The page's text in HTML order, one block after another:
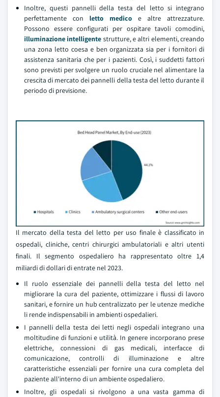
Inoltre, questi pannelli della testa del letto si integrano
perfettamente con letto medico e altre attrezzature.
Possono essere configurati per ospitare tavoli comodini,
illuminazione intelligente strutture, e altri elementi, creando
una zona letto coesa e ben organizzata sia per i fornitori di
assistenza sanitaria che per i pazienti. Così, i suddetti fattori
sono previsti per svolgere un ruolo cruciale nel alimentare la
crescita di mercato dei pannelli della testa del letto durante il
periodo di previsione.
Il mercato della testa del letto per uso finale è classificato in
ospedali, cliniche, centri chirurgici ambulatoriali e altri utenti
finali. Il segmento ospedaliero ha rappresentato oltre 1,4
miliardi di dollari di entrate nel 2023.
Il ruolo essenziale dei pannelli della testa del letto nel
migliorare la cura del paziente, ottimizzare i flussi di lavoro
sanitari, e fornire un hub centralizzato per le utenze mediche
li rende indispensabili in ambienti ospedalieri.
I pannelli della testa dei letti negli ospedali integrano una
moltitudine di funzioni e utilità. In genere incorporano prese
elettriche, connessioni di gas medicali, interfacce di
comunicazione, controlli di illuminazione e altre
caratteristiche essenziali per fornire una cura completa del
paziente all'interno di un ambiente ospedaliero.
Inoltre, gli ospedali si rivolgono a una vasta gamma di